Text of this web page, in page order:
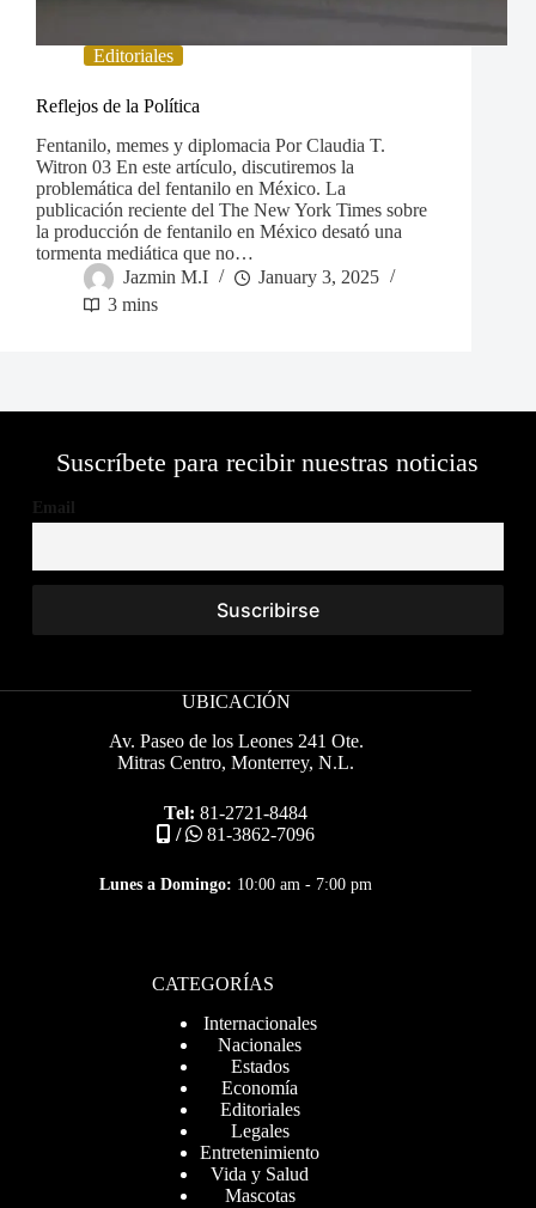
Editoriales
Reflejos de la Política
Fentanilo, memes y diplomacia Por Claudia T.
Witron 03 En este artículo, discutiremos la
problemática del fentanilo en México. La
publicación reciente del The New York Times sobre
la producción de fentanilo en México desató una
tormenta mediática que no…
Jazmin M.I
January 3, 2025
3 mins
Suscríbete para recibir nuestras noticias
Email
UBICACIÓN
Av. Paseo de los Leones 241 Ote.
Mitras Centro, Monterrey, N.L.
Tel: 81-2721-8484
/
81-3862-7096
Lunes a Domingo: 10:00 am - 7:00 pm
CATEGORÍAS
Internacionales
Nacionales
Estados
Economía
Editoriales
Legales
Entretenimiento
Vida y Salud
Mascotas